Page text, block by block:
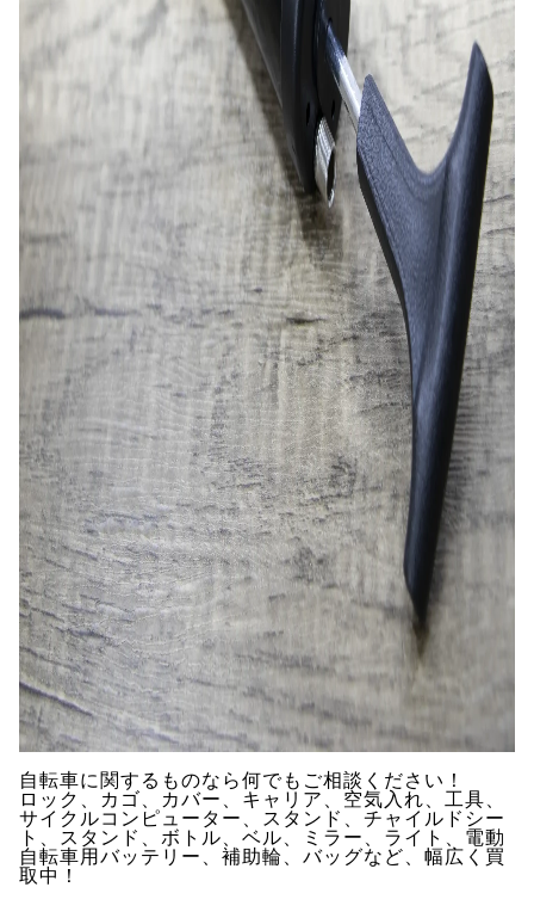
自転車に関するものなら何でもご相談ください！
ロック、カゴ、カバー、キャリア、空気入れ、工具、
サイクルコンピューター、スタンド、チャイルドシー
ト、スタンド、ボトル、ベル、ミラー、ライト、電動
自転車用バッテリー、補助輪、バッグなど、幅広く買
取中！